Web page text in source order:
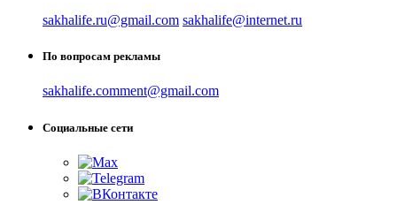
sakhalife.ru@gmail.com sakhalife@internet.ru
По вопросам рекламы
sakhalife.comment@gmail.com
Социальные сети